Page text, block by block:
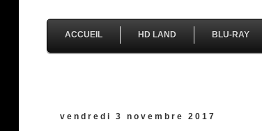
ACCUEIL HD LAND BLU-RAY
vendredi 3 novembre 2017